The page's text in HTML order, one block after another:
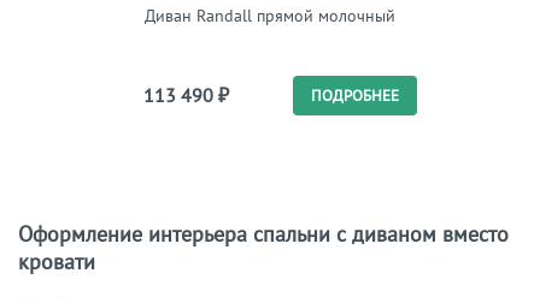
Диван Randall прямой молочный
113 490 ₽ ПОДРОБНЕЕ
Оформление интерьера спальни с диваном вместо
кровати